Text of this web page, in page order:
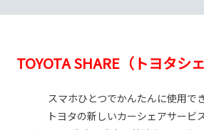
TOYOTA SHARE（トヨタシェ
スマホひとつでかんたんに使用で
トヨタの新しいカーシェアサービス